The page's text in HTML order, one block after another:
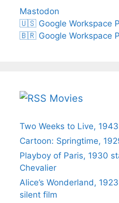
Mastodon
🇺🇸 Google Workspace
🇧🇷 Google Workspace
Movies
Two Weeks to Live, 1943
Cartoon: Springtime,
Playboy of Paris, 1930
Chevalier
Alice’s Wonderland,
silent film